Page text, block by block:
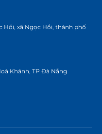
Hồi, xã Ngọc Hồi, thành phố
Khánh, TP Đà Nẵng